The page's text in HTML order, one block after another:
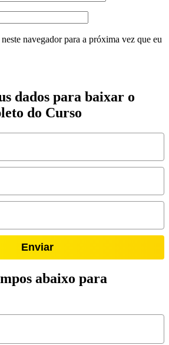
navegador para a próxima vez que eu
dados para baixar o
do Curso
Enviar
abaixo para